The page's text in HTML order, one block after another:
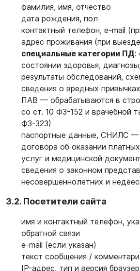
фамилия, имя, отчество
дата рождения, пол
контактный телефон, e-mail
адрес проживания (при
специальные категории ПД:
состоянии здоровья,
результаты обследований,
сведения о вредных
ПАВ — обрабатываются в
со ст. 10 ФЗ-152 и врачебной
ФЗ-323)
паспортные данные, СНИЛС —
договора об оказании
услуг и медицинской
сведения о законном
несовершеннолетних и
3.2. Посетители сайта
имя и контактный телефон,
обратной связи
e-mail (если указан)
текст сообщения /
IP-адрес, тип и версия